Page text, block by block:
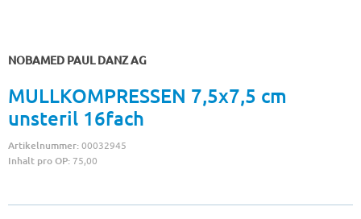
NOBAMED PAUL DANZ AG
MULLKOMPRESSEN 7,5x7,5 cm
unsteril 16fach
Artikelnummer:00032945
Inhalt pro OP:75,00